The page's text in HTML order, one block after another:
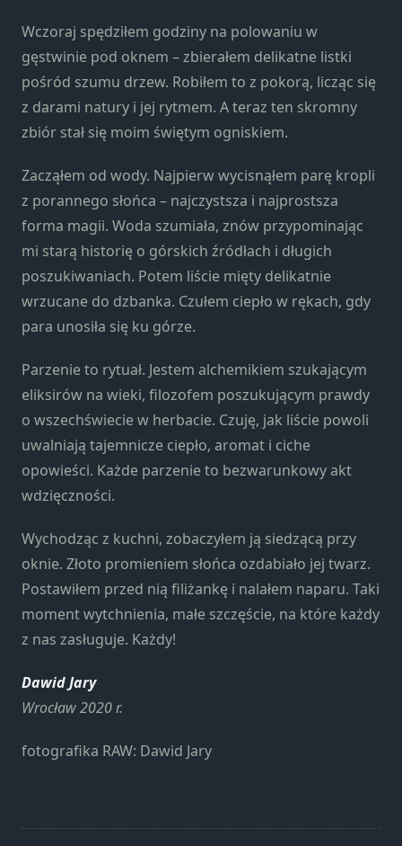
Wczoraj spędziłem godziny na polowaniu w
gęstwinie pod oknem – zbierałem delikatne listki
pośród szumu drzew. Robiłem to z pokorą, licząc się
z darami natury i jej rytmem. A teraz ten skromny
zbiór stał się moim świętym ogniskiem.
Zacząłem od wody. Najpierw wycisnąłem parę kropli
z porannego słońca – najczystsza i najprostsza
forma magii. Woda szumiała, znów przypominając
mi starą historię o górskich źródłach i długich
poszukiwaniach. Potem liście mięty delikatnie
wrzucane do dzbanka. Czułem ciepło w rękach, gdy
para unosiła się ku górze.
Parzenie to rytuał. Jestem alchemikiem szukającym
eliksirów na wieki, filozofem poszukującym prawdy
o wszechświecie w herbacie. Czuję, jak liście powoli
uwalniają tajemnicze ciepło, aromat i ciche
opowieści. Każde parzenie to bezwarunkowy akt
wdzięczności.
Wychodząc z kuchni, zobaczyłem ją siedzącą przy
oknie. Złoto promieniem słońca ozdabiało jej twarz.
Postawiłem przed nią filiżankę i nalałem naparu. Taki
moment wytchnienia, małe szczęście, na które każdy
z nas zasługuje. Każdy!
Dawid Jary
Wrocław 2020 r.
fotografika RAW: Dawid Jary
Te pliki cookie
nie są
opcjonalne. Są
one potrzebne
do
funkcjonowania
strony
Statystyka
Abyśmy mogli
poprawić
funkcjonalność
i strukturę
na podstawie
tego, jak
strona jest
używana.
strona
internetowa
działała jak
najlepiej
podczas
twojego
Udostępniając